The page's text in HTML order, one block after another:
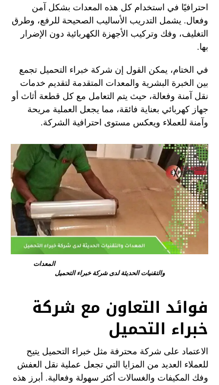
احترافيًا في استخدام كل هذه المعدات بشكل آمن
وفعال. يشمل التدريب الأساليب الصحيحة للرفع، وطرق
التغليف، وفك وتركيب الأجهزة الكهربائية دون الإضرار
بها.
في الختام، يمكن القول إن شركة خبراء التحميل تجمع
بين الخبرة البشرية والمعدات المتقدمة لتقديم خدمات
نقل آمنة وفعالة، حيث يتم التعامل مع كل قطعة أثاث أو
جهاز كهربائي بعناية فائقة، مما يجعل العملية مريحة
وآمنة للعملاء ويعكس مستوى احترافية الشركة.
المعدات
والتقنيات الحديثة لدى شركة خبراء التحميل
فوائد التعاون مع شركة
خبراء التحميل
الاعتماد على شركة محترفة مثل خبراء التحميل يتيح
للعملاء العديد من المزايا التي تجعل عملية نقل العفش
وفك المكيفات والغسالات أكثر سهولة وفعالية. أبرز هذه